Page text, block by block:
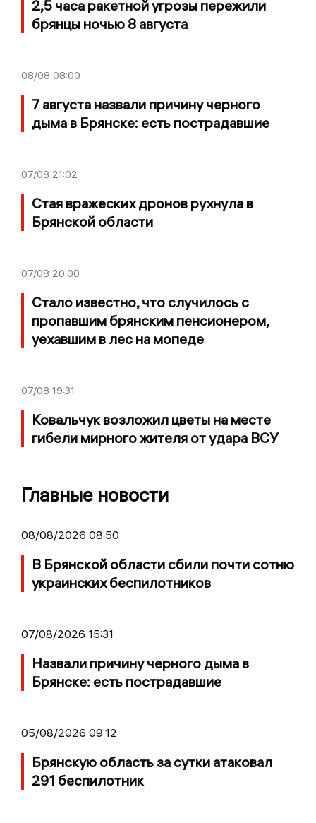
2,5 часа ракетной угрозы пережили
брянцы ночью 8 августа
08/08 08:00
7 августа назвали причину черного
дыма в Брянске: есть пострадавшие
07/08 21:02
Стая вражеских дронов рухнула в
Брянской области
07/08 20:00
Стало известно, что случилось с
пропавшим брянским пенсионером,
уехавшим в лес на мопеде
07/08 19:31
Ковальчук возложил цветы на месте
гибели мирного жителя от удара ВСУ
Главные новости
08/08/2026 08:50
В Брянской области сбили почти сотню
украинских беспилотников
07/08/2026 15:31
Назвали причину черного дыма в
Брянске: есть пострадавшие
05/08/2026 09:12
Брянскую область за сутки атаковал
291 беспилотник